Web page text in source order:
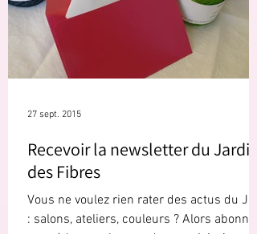
Recevoir la newsletter du Jardin
des Fibres
Vous ne voulez rien rater des actus du JdF
: salons, ateliers, couleurs ? Alors abonnez
27 sept. 2015